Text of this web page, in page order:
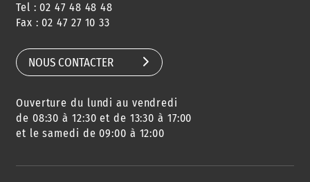
CONSEILS
DE QUARTIER
AGENDA
DES SORTIES
URBANISME
Tel : 02 47 48 48 48
Fax : 02 47 27 10 33
NOUS CONTACTER
Ouverture du lundi au vendredi
de 08:30 à 12:30 et de 13:30 à 17:00
et le samedi de 09:00 à 12:00